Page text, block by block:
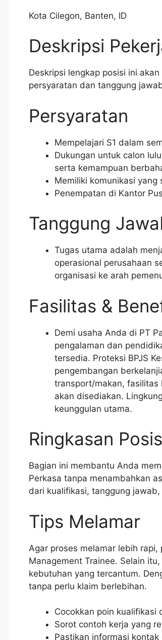
Kota Cilegon, Banten, ID
Deskripsi
Deskripsi lengkap posisi ini
persyaratan dan tanggung
Persyaratan
Mempelajari S1 dalam
Dukungan untuk calon
serta kemampuan
Memiliki komunikasi yang
Penempatan di Kantor
Tanggung
Tugas utama adalah
operasional perusahaan
organisasi ke arah
Fasilitas &
Demi usaha Anda di PT
pengalaman dan
tersedia. Proteksi BPJS
pengembangan
transport/makan, fasilitas
akan disediakan.
keunggulan utama.
Ringkasan
Bagian ini membantu Anda
Perkasa tanpa menambahkan
dari kualifikasi, tanggung
Tips Melamar
Agar proses melamar lebih
Management Trainee. Selain
kebutuhan yang tercantum.
tanpa perlu klaim berlebihan.
Cocokkan poin kualifikasi
Sorot contoh kerja yang
Pastikan informasi